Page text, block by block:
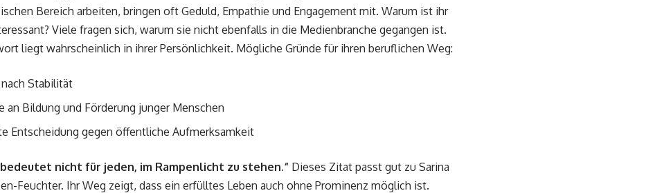
Bereich arbeiten, bringen oft Geduld, Empathie und Engagement mit. Warum ist ihr
Viele fragen sich, warum sie nicht ebenfalls in die Medienbranche gegangen ist.
liegt wahrscheinlich in ihrer Persönlichkeit. Mögliche Gründe für ihren beruflichen Weg:
Stabilität
an Bildung und Förderung junger Menschen
Entscheidung gegen öffentliche Aufmerksamkeit
nicht für jeden, im Rampenlicht zu stehen.“ Dieses Zitat passt gut zu Sarina
Feuchter. Ihr Weg zeigt, dass ein erfülltes Leben auch ohne Prominenz möglich ist.